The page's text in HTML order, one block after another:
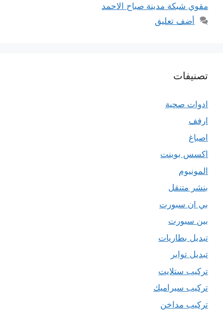
مقوي شبكة مدينة صباح الاحمد
أضف تعليق
تصنيفات
ادوات صحية
ارفف
اصباغ
اكسس بوينت
المونيوم
بنشر متنقل
بي ان سبورت
بين سبورت
تبديل بطاريات
تبديل تواير
تركيب ستلايت
تركيب سيراميك
تركيب مداخن